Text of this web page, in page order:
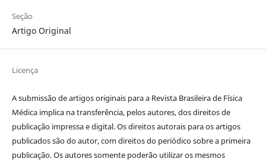
Seção
Artigo Original
Licença
A submissão de artigos originais para a Revista Brasileira de Física
Médica implica na transferência, pelos autores, dos direitos de
publicação impressa e digital. Os direitos autorais para os artigos
publicados são do autor, com direitos do periódico sobre a primeira
publicação. Os autores somente poderão utilizar os mesmos